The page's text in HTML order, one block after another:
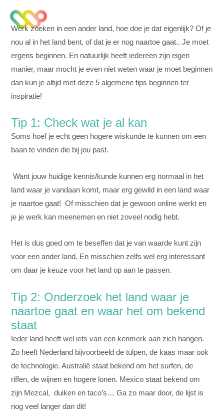
Werk zoeken in een ander land, hoe doe je dat eigenlijk? Of je
nou al in het land bent, of dat je er nog naartoe gaat.. Je moet
ergens beginnen. En natuurlijk heeft iedereen zijn eigen
manier, maar mocht je even niet weten waar je moet beginnen
dan kun je altijd met deze 5 algemene tips beginnen ter
inspiratie!
Tip 1: Check wat je al kan
Soms hoef je echt geen hogere wiskunde te kunnen om een
baan te vinden die bij jou past.
Want jouw huidige kennis/kunde kunnen erg normaal in het
land waar je vandaan komt, maar erg gewild in een land waar
je naartoe gaat! Of misschien dat je gewoon online werkt en
je je werk kan meenemen en niet zoveel nodig hebt.
Het is dus goed om te beseffen dat je van waarde kunt zijn
voor een ander land. En misschien zelfs wel erg interessant
om daar je keuze voor het land op aan te passen.
Tip 2: Onderzoek het land waar je
naartoe gaat en waar het om bekend
staat
Ieder land heeft wel iets van een kenmerk aan zich hangen.
Zo heeft Nederland bijvoorbeeld de tulpen, de kaas maar ook
de technologie. Australië staat bekend om het surfen, de
riffen, de wijnen en hogere lonen. Mexico staat bekend om
zijn Mezcal, duiken en taco’s… Ga zo maar door, de lijst is
nog veel langer dan dit!